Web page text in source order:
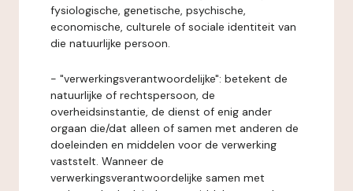
fysiologische, genetische, psychische,
economische, culturele of sociale identiteit van
die natuurlijke persoon.
- "verwerkingsverantwoordelijke": betekent de
natuurlijke of rechtspersoon, de
overheidsinstantie, de dienst of enig ander
orgaan die/dat alleen of samen met anderen de
doeleinden en middelen voor de verwerking
vaststelt. Wanneer de
verwerkingsverantwoordelijke samen met